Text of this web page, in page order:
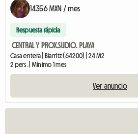
14356 MXN / mes
Respuesta rápida
CENTRAL Y PROX.SUDIO. PLAYA
Casa entera | Biarritz (64200) | 24 M2
2 pers. | Mínimo 1 mes
Ver anuncio